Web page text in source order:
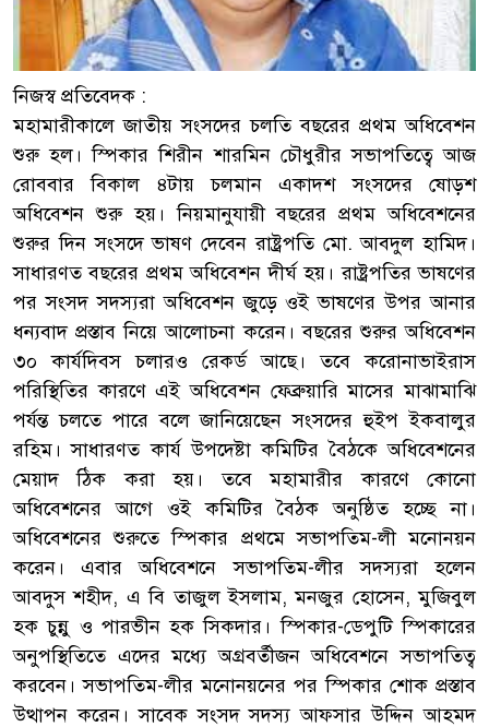
নিজস্ব প্রতিবেদক :
মহামারীকালে জাতীয় সংসদের চলতি বছরের প্রথম অধিবেশন
শুরু হল। স্পিকার শিরীন শারমিন চৌধুরীর সভাপতিত্বে আজ
রোববার বিকাল ৪টায় চলমান একাদশ সংসদের ষোড়শ
অধিবেশন শুরু হয়। নিয়মানুযায়ী বছরের প্রথম অধিবেশনের
শুরুর দিন সংসদে ভাষণ দেবেন রাষ্ট্রপতি মো. আবদুল হামিদ।
সাধারণত বছরের প্রথম অধিবেশন দীর্ঘ হয়। রাষ্ট্রপতির ভাষণের
পর সংসদ সদস্যরা অধিবেশন জুড়ে ওই ভাষণের উপর আনার
ধন্যবাদ প্রস্তাব নিয়ে আলোচনা করেন। বছরের শুরুর অধিবেশন
৩০ কার্যদিবস চলারও রেকর্ড আছে। তবে করোনাভাইরাস
পরিস্থিতির কারণে এই অধিবেশন ফেব্রুয়ারি মাসের মাঝামাঝি
পর্যন্ত চলতে পারে বলে জানিয়েছেন সংসদের হুইপ ইকবালুর
রহিম। সাধারণত কার্য উপদেষ্টা কমিটির বৈঠকে অধিবেশনের
মেয়াদ ঠিক করা হয়। তবে মহামারীর কারণে কোনো
অধিবেশনের আগে ওই কমিটির বৈঠক অনুষ্ঠিত হচ্ছে না।
অধিবেশনের শুরুতে স্পিকার প্রথমে সভাপতিম-লী মনোনয়ন
করেন। এবার অধিবেশনে সভাপতিম-লীর সদস্যরা হলেন
আবদুস শহীদ, এ বি তাজুল ইসলাম, মনজুর হোসেন, মুজিবুল
হক চুন্নু ও পারভীন হক সিকদার। স্পিকার-ডেপুটি স্পিকারের
অনুপস্থিতিতে এদের মধ্যে অগ্রবর্তীজন অধিবেশনে সভাপতিত্ব
করবেন। সভাপতিম-লীর মনোনয়নের পর স্পিকার শোক প্রস্তাব
উত্থাপন করেন। সাবেক সংসদ সদস্য আফসার উদ্দিন আহমদ